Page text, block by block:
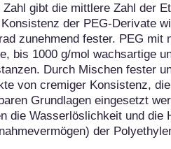
Zahl gibt die mittlere Zahl der
der PEG-Derivate
zunehmend fester. PEG mit
bis 1000 g/mol wachsartige
Durch Mischen fester
von cremiger Konsistenz,
Grundlagen eingesetzt
die Wasserlöslichkeit und die
der